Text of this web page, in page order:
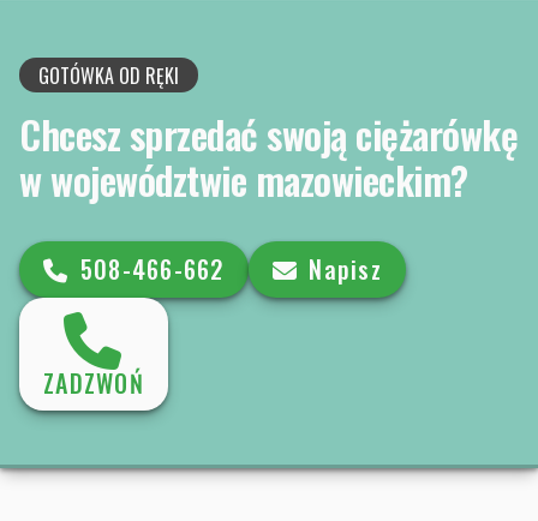
GOTÓWKA OD RĘKI
Chcesz sprzedać swoją ciężarówkę
w województwie mazowieckim?
508-466-662 Napisz
ZADZWOŃ